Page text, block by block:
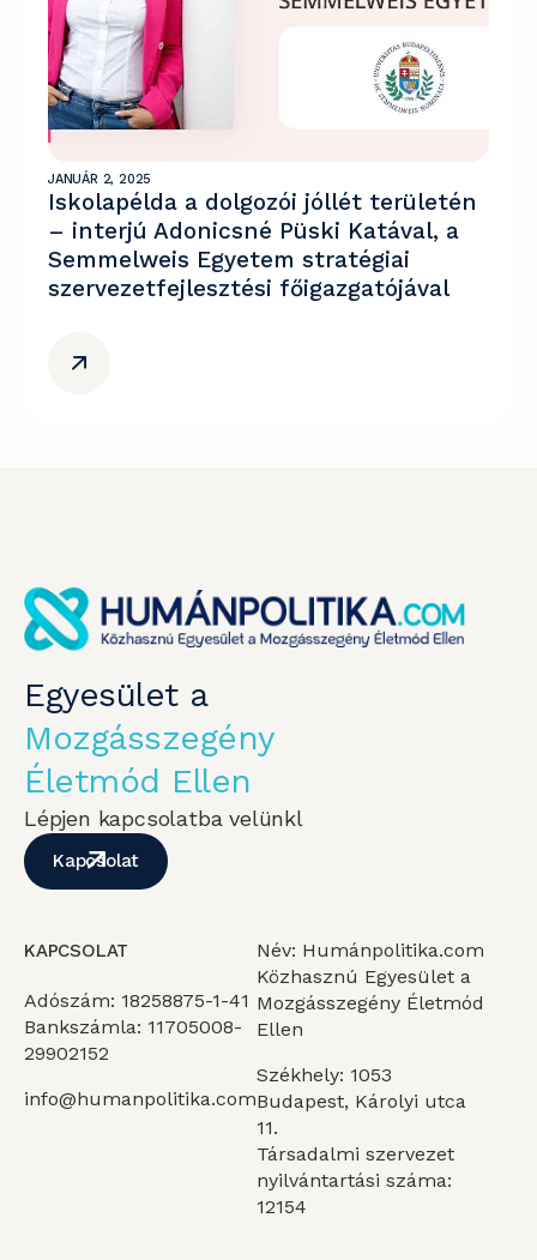
JANUÁR 2, 2025
Iskolapélda a dolgozói jóllét területén
– interjú Adonicsné Püski Katával, a
Semmelweis Egyetem stratégiai
szervezetfejlesztési főigazgatójával
Egyesület a
Mozgásszegény
Életmód Ellen
Lépjen kapcsolatba velünkl
Kapcsolat
KAPCSOLAT
Adószám: 18258875-1-41
Bankszámla: 11705008-
29902152
info@humanpolitika.com
Név: Humánpolitika.com
Közhasznú Egyesület a
Mozgásszegény Életmód
Ellen
Székhely: 1053
Budapest, Károlyi utca
11.
Társadalmi szervezet
nyilvántartási száma:
12154